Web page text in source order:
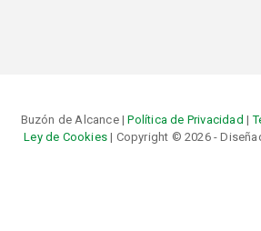
Buzón de Alcance |Política de Privacidad |
Ley de Cookies | Copyright © 2026 -